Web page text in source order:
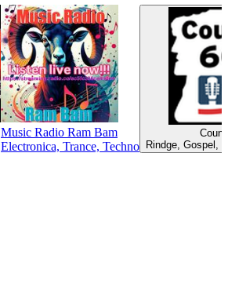
Music Radio Ram Bam
Electronica, Trance, Techno
Rindge, Gospel,